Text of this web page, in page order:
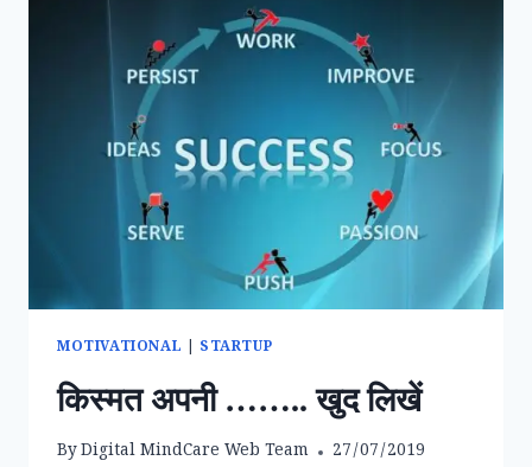
MOTIVATIONAL STARTUP
किस्मत अपनी …….. खुद लिखें
ByDigital MindCare Web Team 27/07/2019